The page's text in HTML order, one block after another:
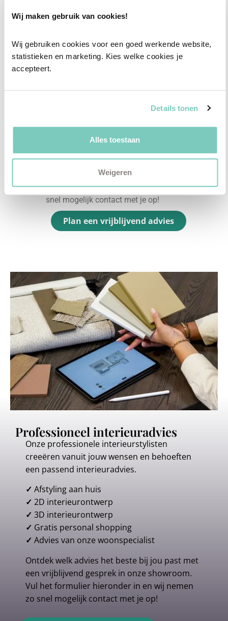
Wij maken gebruik van cookies!
Wij gebruiken cookies voor een goed werkende website,
statistieken en marketing. Kies welke cookies je
accepteert.
Details tonen
Alles toestaan
Weigeren
vanuit jouw wensen en behoeften een
✓ Afstyling aan huis
✓ Advies van onze woonspecialist
Ontdek welk advies het beste bij jou past met
een vrijblijvend gesprek in onze showroom.
Vul het formulier hieronder in en wij nemen zo
snel mogelijk contact met je op!
Plan een vrijblijvend advies
Professioneel interieuradvies
Onze professionele interieurstylisten
creeëren vanuit jouw wensen en behoeften
een passend interieuradvies.
✓ Afstyling aan huis
✓ 2D interieurontwerp
✓ 3D interieurontwerp
✓ Gratis personal shopping
✓ Advies van onze woonspecialist
Ontdek welk advies het beste bij jou past met
een vrijblijvend gesprek in onze showroom.
Vul het formulier hieronder in en wij nemen
zo snel mogelijk contact met je op!